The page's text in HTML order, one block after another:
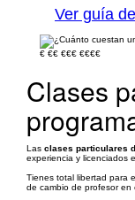
Ver guía
€ €€ €€€ €€€€
Clases
Las clases particulares
experiencia y licenciados
Tienes total libertad para
de cambio de profesor en